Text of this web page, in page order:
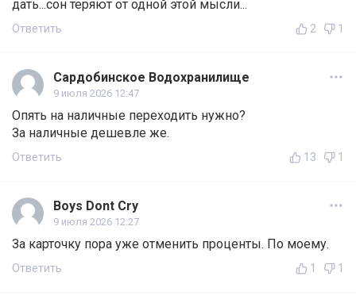
дать...сон теряют от одной этой мысли...
Ответить 2 1
Сардобинское Водохранилище
9 июля 2026 12:47
Опять на наличные переходить нужно?
За наличные дешевле же.
Ответить 13 1
Boys Dont Cry
9 июля 2026 12:27
За карточку пора уже отменить проценты. По моему.
Ответить 1 1